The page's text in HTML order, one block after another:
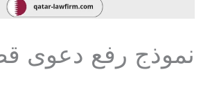
نموذج رفع دعوى